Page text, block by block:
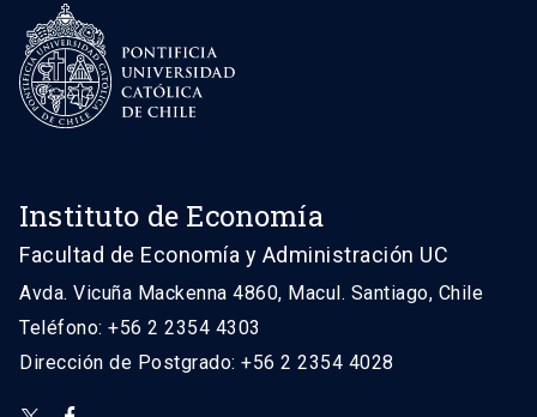
Instituto de Economía
Facultad de Economía y Administración UC
Avda. Vicuña Mackenna 4860, Macul. Santiago, Chile
Teléfono: +56 2 2354 4303
Dirección de Postgrado: +56 2 2354 4028